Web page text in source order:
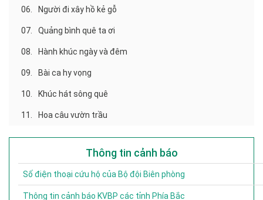
06. Người đi xây hồ kẻ gỗ
07. Quảng bình quê ta ơi
08. Hành khúc ngày và đêm
09. Bài ca hy vọng
10. Khúc hát sông quê
11. Hoa câu vườn trầu
Thông tin cảnh báo
Số điện thoại cứu hộ của Bộ đội Biên phòng
Thông tin cảnh báo KVBP các tỉnh Phía Bắc